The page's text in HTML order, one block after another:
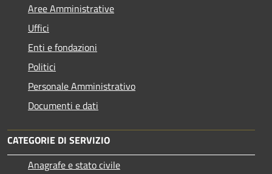
Aree Amministrative
Uffici
Enti e fondazioni
Politici
Personale Amministrativo
Documenti e dati
CATEGORIE DI SERVIZIO
Anagrafe e stato civile